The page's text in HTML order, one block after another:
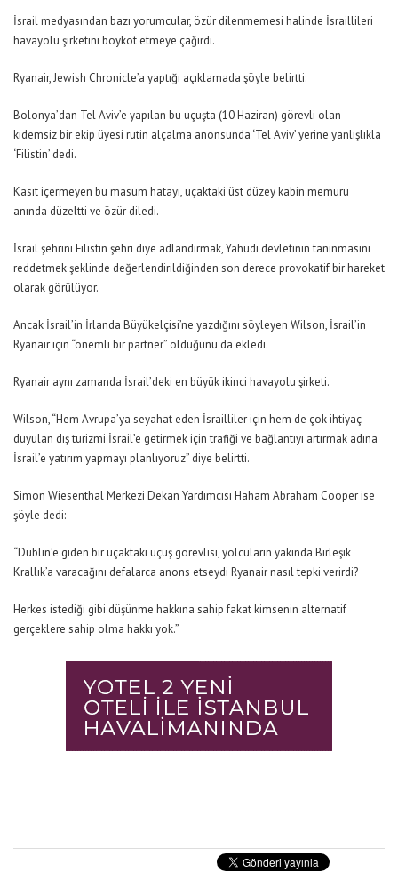
İsrail medyasından bazı yorumcular, özür dilenmemesi halinde İsraillileri
havayolu şirketini boykot etmeye çağırdı.
Ryanair, Jewish Chronicle’a yaptığı açıklamada şöyle belirtti:
Bolonya’dan Tel Aviv’e yapılan bu uçuşta (10 Haziran) görevli olan
kıdemsiz bir ekip üyesi rutin alçalma anonsunda ‘Tel Aviv’ yerine yanlışlıkla
‘Filistin’ dedi.
Kasıt içermeyen bu masum hatayı, uçaktaki üst düzey kabin memuru
anında düzeltti ve özür diledi.
İsrail şehrini Filistin şehri diye adlandırmak, Yahudi devletinin tanınmasını
reddetmek şeklinde değerlendirildiğinden son derece provokatif bir hareket
olarak görülüyor.
Ancak İsrail’in İrlanda Büyükelçisi’ne yazdığını söyleyen Wilson, İsrail’in
Ryanair için “önemli bir partner” olduğunu da ekledi.
Ryanair aynı zamanda İsrail’deki en büyük ikinci havayolu şirketi.
Wilson, “Hem Avrupa’ya seyahat eden İsrailliler için hem de çok ihtiyaç
duyulan dış turizmi İsrail’e getirmek için trafiği ve bağlantıyı artırmak adına
İsrail’e yatırım yapmayı planlıyoruz” diye belirtti.
Simon Wiesenthal Merkezi Dekan Yardımcısı Haham Abraham Cooper ise
şöyle dedi:
“Dublin’e giden bir uçaktaki uçuş görevlisi, yolcuların yakında Birleşik
Krallık’a varacağını defalarca anons etseydi Ryanair nasıl tepki verirdi?
Herkes istediği gibi düşünme hakkına sahip fakat kimsenin alternatif
gerçeklere sahip olma hakkı yok.”